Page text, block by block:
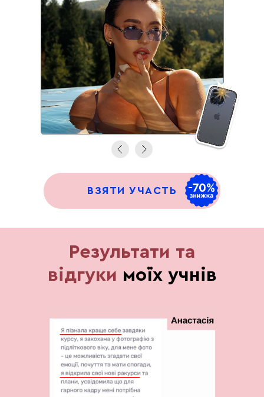
ВЗЯТИ УЧАСТЬ
Результати та
відгуки моїх учнів